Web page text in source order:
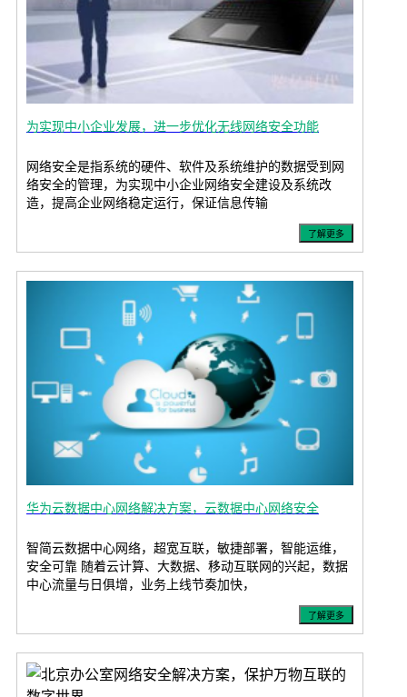
为实现中小企业发展，进一步优化无线网络安全功能
网络安全是指系统的硬件、软件及系统维护的数据受到网
络安全的管理，为实现中小企业网络安全建设及系统改
造，提高企业网络稳定运行，保证信息传输
了解更多
华为云数据中心网络解决方案，云数据中心网络安全
智简云数据中心网络，超宽互联，敏捷部署，智能运维，
安全可靠 随着云计算、大数据、移动互联网的兴起，数据
中心流量与日俱增，业务上线节奏加快，
了解更多